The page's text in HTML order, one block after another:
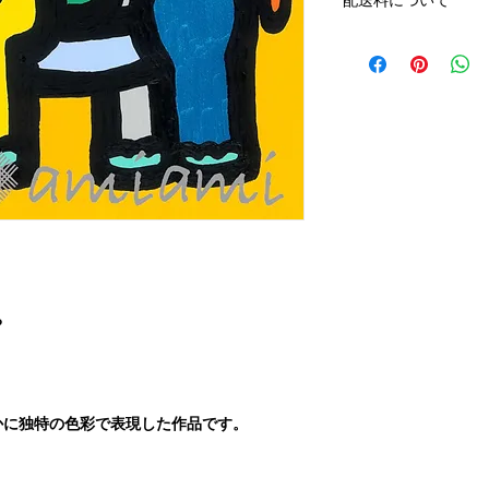
独特の色彩で表現した作品です。
ば次月の引き落とし
その際は、作品をご
アートキャンバス小